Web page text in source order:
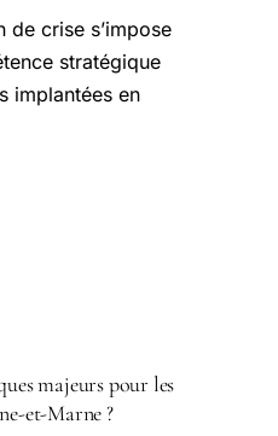
de crise s’impose
stratégique
implantées en
majeurs pour les
et-Marne ?